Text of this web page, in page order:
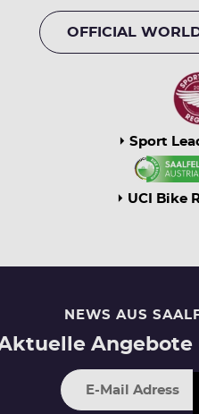
OFFICIAL
Sport
UCI Bike
NEWS AUS
Angebote